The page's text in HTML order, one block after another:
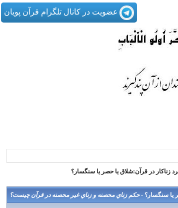
عضویت در کانال تلگرام قرآن پویان
زناکار در قرآن:شلاق يا حصر يا سنگسار؟
يا سنگسار؟ -حكم زناي محصنه و زناي غير محصنه در قرآن چيست؟